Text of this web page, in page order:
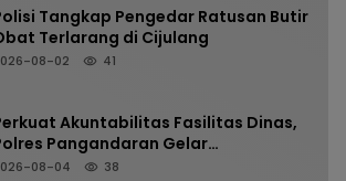
Tangkap Pengedar Ratusan Butir
Terlarang di Cijulang
08-02 41
Akuntabilitas Fasilitas Dinas,
Pangandaran Gelar
Senpi Berkala
08-04 38